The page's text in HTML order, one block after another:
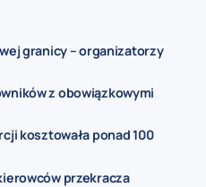
granicy – organizatorzy
z obowiązkowymi
kosztowała ponad 100
przekracza